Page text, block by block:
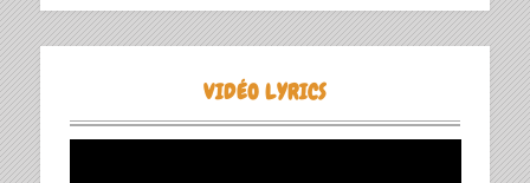
VIDÉO LYRICS